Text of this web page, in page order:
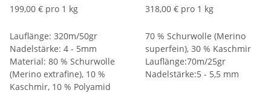
199,00 € pro 1 kg
Lauflänge: 320m/50gr
Nadelstärke: 4 - 5mm
Material: 80 % Schurwolle
(Merino extrafine), 10 %
Kaschmir, 10 % Polyamid
318,00 € pro 1 kg
70 % Schurwolle (Merino
superfein), 30 % Kaschmir
Lauflänge:70m/25gr
Nadelstärke:5 - 5,5 mm